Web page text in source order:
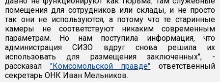
помещения для сотрудников или склады, и не просто
так они не используются, а потому что те старинные
камеры не соответствуют никаким современным
параметрам. Но нам поступила информация, что
администрация СИЗО вдруг снова решила их
использовать для размещения заключенных", -
рассказал "Комсомольской правде" ответственный
секретарь ОНК Иван Мельников.